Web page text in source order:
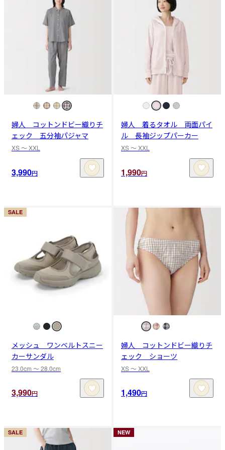
婦人 コットンドビー織りチ
ェック 五分袖パジャマ
XS 〜 XXL
3,990円
婦人 着るタオル 両面パイ
ル 長袖ジップパーカー
XS 〜 XXL
1,990円
SALE
メッシュ ワンベルトスニー
カーサンダル
23.0cm 〜 28.0cm
3,990円
婦人 コットンドビー織りチ
ェック ショーツ
XS 〜 XXL
1,490円
SALE NEW